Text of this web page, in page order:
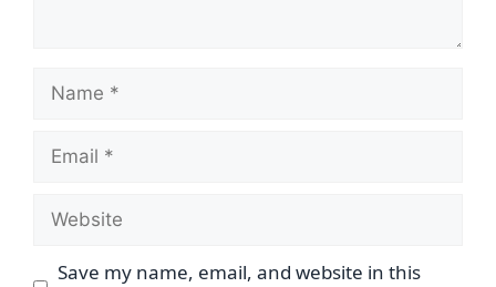
Name
Email
Website
Save my name, email, and website in this